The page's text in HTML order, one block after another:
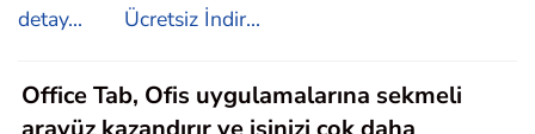
detay...
Ücretsiz İndir...
Office Tab, Ofis uygulamalarına sekmeli